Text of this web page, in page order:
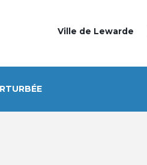
Ville de Lewarde